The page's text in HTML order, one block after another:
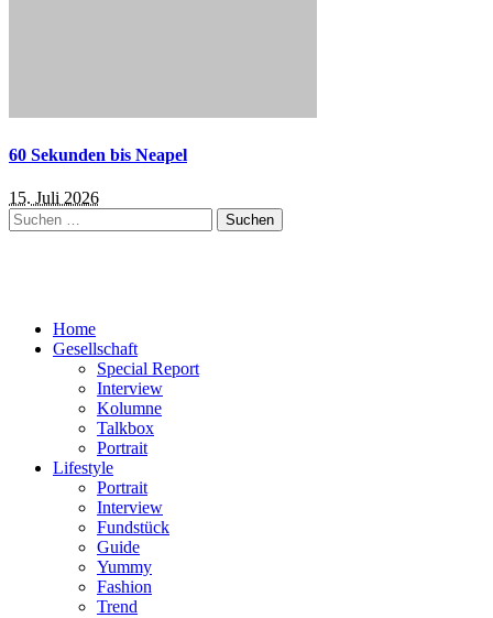
60 Sekunden bis Neapel
15. Juli 2026
Suchen
nach:
Home
Gesellschaft
Special Report
Interview
Kolumne
Talkbox
Portrait
Lifestyle
Portrait
Interview
Fundstück
Guide
Yummy
Fashion
Trend